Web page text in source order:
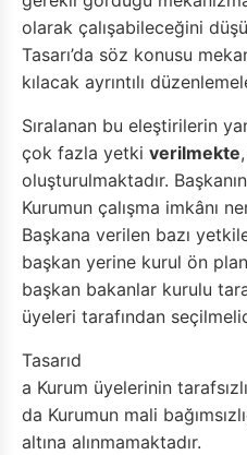
olarak çalışabileceğini
Tasarı’da söz konusu
kılacak ayrıntılı
Sıralanan bu eleştirilerin
çok fazla yetki verilmekte
oluşturulmaktadır.
Kurumun çalışma imkânı
Başkana verilen bazı
başkan yerine kurul ön
başkan bakanlar kurulu
üyeleri tarafından
Tasarıd
a Kurum üyelerinin
da Kurumun mali
altına alınmamaktadır.